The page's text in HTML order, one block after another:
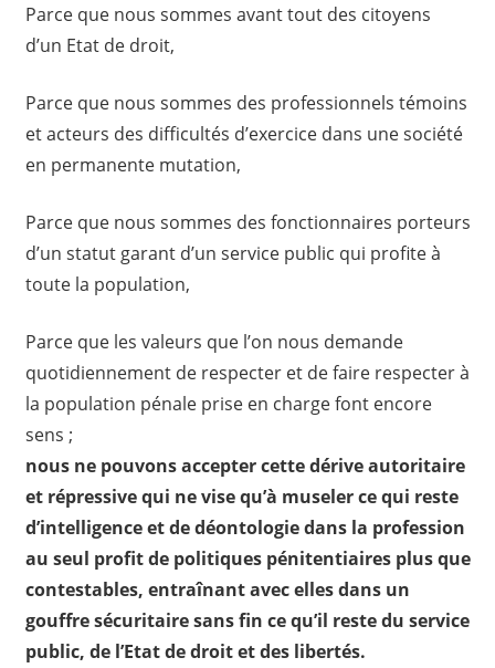
Parce que nous sommes avant tout des citoyens
d’un Etat de droit,
Parce que nous sommes des professionnels témoins
et acteurs des difficultés d’exercice dans une société
en permanente mutation,
Parce que nous sommes des fonctionnaires porteurs
d’un statut garant d’un service public qui profite à
toute la population,
Parce que les valeurs que l’on nous demande
quotidiennement de respecter et de faire respecter à
la population pénale prise en charge font encore
sens ;
nous ne pouvons accepter cette dérive autoritaire
et répressive qui ne vise qu’à museler ce qui reste
d’intelligence et de déontologie dans la profession
au seul profit de politiques pénitentiaires plus que
contestables, entraînant avec elles dans un
gouffre sécuritaire sans fin ce qu’il reste du service
public, de l’Etat de droit et des libertés.